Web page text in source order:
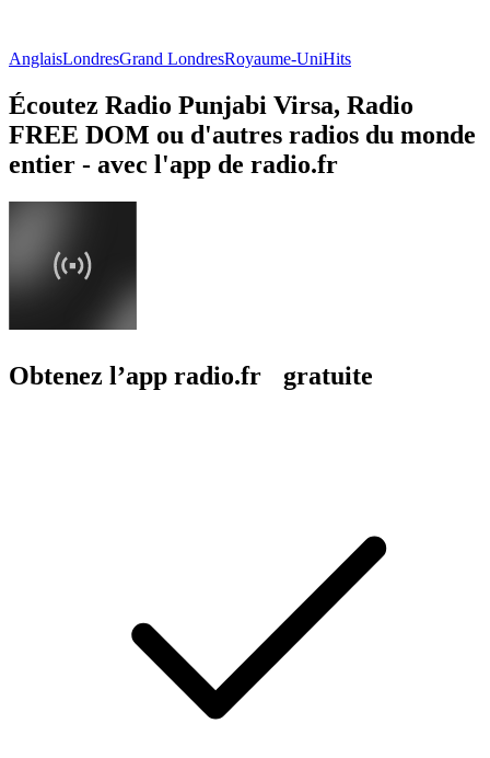
AnglaisLondresGrand LondresRoyaume-UniHits
Écoutez Radio Punjabi Virsa, Radio
FREE DOM ou d'autres radios du monde
entier - avec l'app de radio.fr
Obtenez l’app radio.fr gratuite